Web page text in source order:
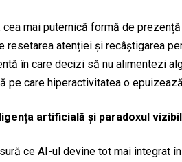
cea mai puternică formă de
resetarea atenției și recâștigarea
în care decizi să nu alimentezi
pe care hiperactivitatea o
artificială și paradoxul
ce AI-ul devine tot mai integrat